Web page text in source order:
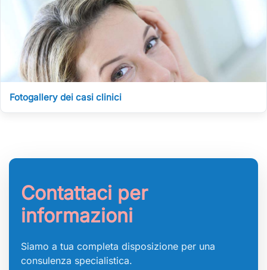
Fotogallery dei casi clinici
Contattaci per
informazioni
Siamo a tua completa disposizione per una
consulenza specialistica.